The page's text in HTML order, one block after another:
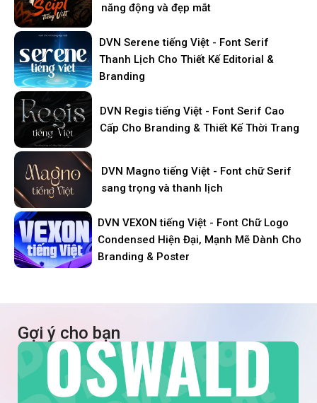
năng động và đẹp mắt
DVN Serene tiếng Việt - Font Serif
Thanh Lịch Cho Thiết Kế Editorial &
Branding
DVN Regis tiếng Việt - Font Serif Cao
Cấp Cho Branding & Thiết Kế Thời Trang
DVN Magno tiếng Việt - Font chữ Serif
sang trọng và thanh lịch
DVN VEXON tiếng Việt - Font Chữ Logo
Condensed Hiện Đại, Mạnh Mẽ Dành Cho
Branding & Poster
Gợi ý cho bạn